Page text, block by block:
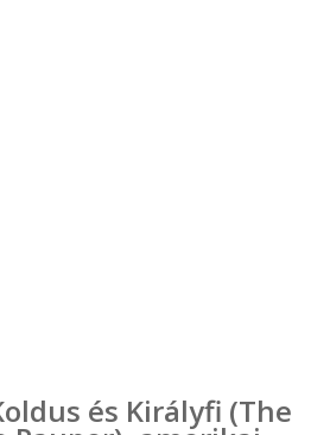
és Királyfi (The